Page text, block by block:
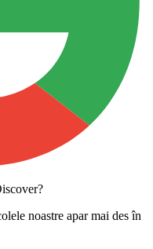
noastre apar mai des în